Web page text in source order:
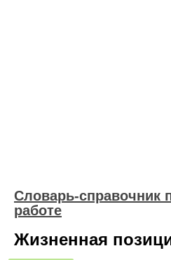
Словарь-справочник
работе
Жизненная